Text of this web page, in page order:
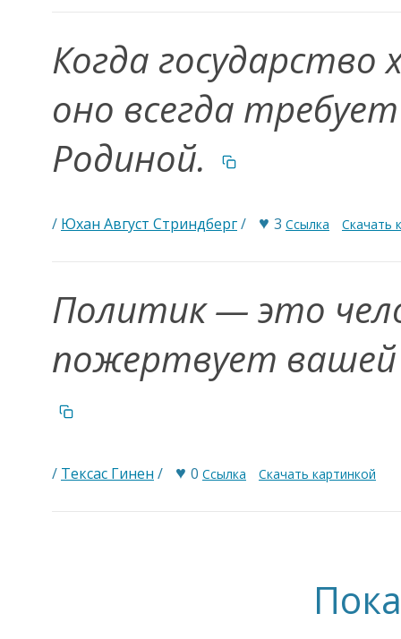
Когда
оно всегда
Родиной.
/ Юхан Август Стриндберг/ ♥ 3 Ссылка Скачать
Политик — это
пожертвует вашей
/ Тексас Гинен / ♥ 0 Ссылка Скачать картинкой